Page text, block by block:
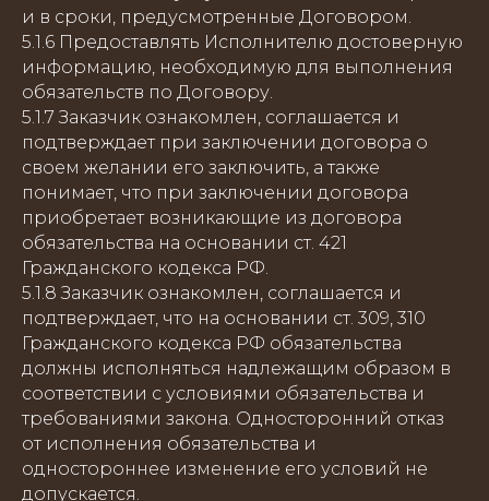
и в сроки, предусмотренные Договором.
5.1.6 Предоставлять Исполнителю достоверную
информацию, необходимую для выполнения
обязательств по Договору.
5.1.7 Заказчик ознакомлен, соглашается и
подтверждает при заключении договора о
своем желании его заключить, а также
понимает, что при заключении договора
приобретает возникающие из договора
обязательства на основании ст. 421
Гражданского кодекса РФ.
5.1.8 Заказчик ознакомлен, соглашается и
подтверждает, что на основании ст. 309, 310
Гражданского кодекса РФ обязательства
должны исполняться надлежащим образом в
соответствии с условиями обязательства и
требованиями закона. Односторонний отказ
от исполнения обязательства и
одностороннее изменение его условий не
допускается.